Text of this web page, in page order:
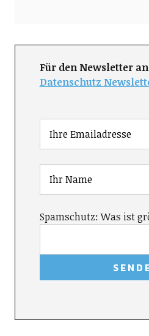
Für den Newsletter
Datenschutz
Spamschutz: Was ist